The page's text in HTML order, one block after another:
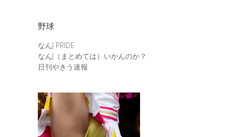
野球
なんJ PRIDE
なんJ（まとめては）いかんのか？
日刊やきう速報